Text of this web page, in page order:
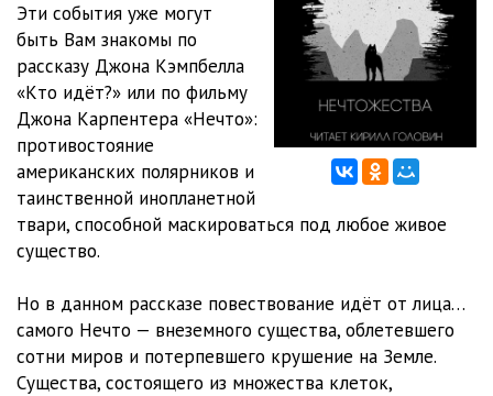
Эти события уже могут
быть Вам знакомы по
рассказу Джона Кэмпбелла
«Кто идёт?» или по фильму
Джона Карпентера «Нечто»:
противостояние
американских полярников и
таинственной инопланетной
твари, способной маскироваться под любое живое
существо.
Но в данном рассказе повествование идёт от лица…
самого Нечто — внеземного существа, облетевшего
сотни миров и потерпевшего крушение на Земле.
Существа, состоящего из множества клеток,